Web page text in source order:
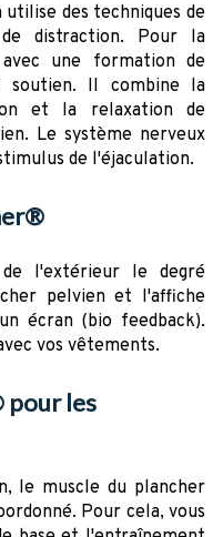
utilise des techniques de
distraction. Pour la
une formation de
soutien. Il combine la
et la relaxation de
Le système nerveux
de l'éjaculation.
l'extérieur le degré
pelvien et l'affiche
écran (bio feedback).
vos vêtements.
pour les
le muscle du plancher
Pour cela, vous